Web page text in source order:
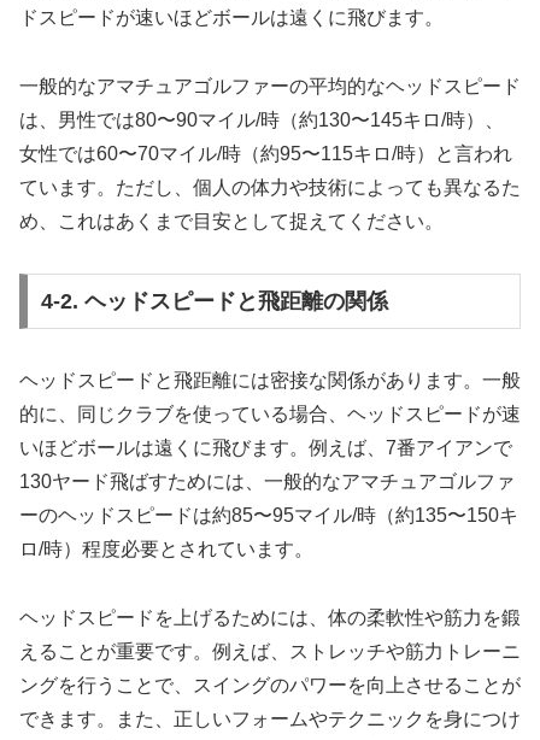
ドスピードが速いほどボールは遠くに飛びます。
一般的なアマチュアゴルファーの平均的なヘッドスピード
は、男性では80〜90マイル/時（約130〜145キロ/時）、
女性では60〜70マイル/時（約95〜115キロ/時）と言われ
ています。ただし、個人の体力や技術によっても異なるた
め、これはあくまで目安として捉えてください。
4-2. ヘッドスピードと飛距離の関係
ヘッドスピードと飛距離には密接な関係があります。一般
的に、同じクラブを使っている場合、ヘッドスピードが速
いほどボールは遠くに飛びます。例えば、7番アイアンで
130ヤード飛ばすためには、一般的なアマチュアゴルファ
ーのヘッドスピードは約85〜95マイル/時（約135〜150キ
ロ/時）程度必要とされています。
ヘッドスピードを上げるためには、体の柔軟性や筋力を鍛
えることが重要です。例えば、ストレッチや筋力トレーニ
ングを行うことで、スイングのパワーを向上させることが
できます。また、正しいフォームやテクニックを身につけ